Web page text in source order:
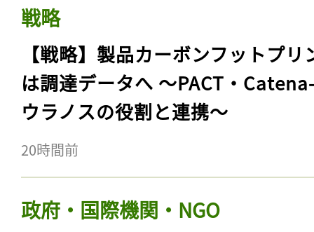
戦略
【戦略】製品カーボンフットプリ
は調達データへ 〜PACT・
ウラノスの役割と連携〜
20時間前
政府・国際機関・NGO